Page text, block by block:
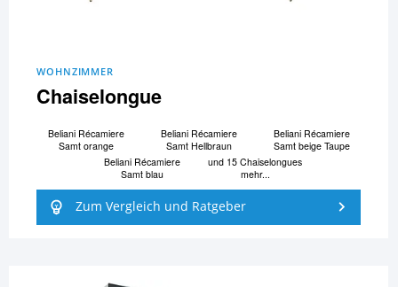
WOHNZIMMER
Chaiselongue
Beliani Ré­ca­mi­e­re
Samt orange
Beliani Ré­ca­mi­e­re
Samt Hellbraun
Beliani Ré­ca­mi­e­re
Samt beige Taupe
Beliani Ré­ca­mi­e­re
Samt blau
und 15 Chaiselongues
mehr...
Zum Vergleich und Ratgeber